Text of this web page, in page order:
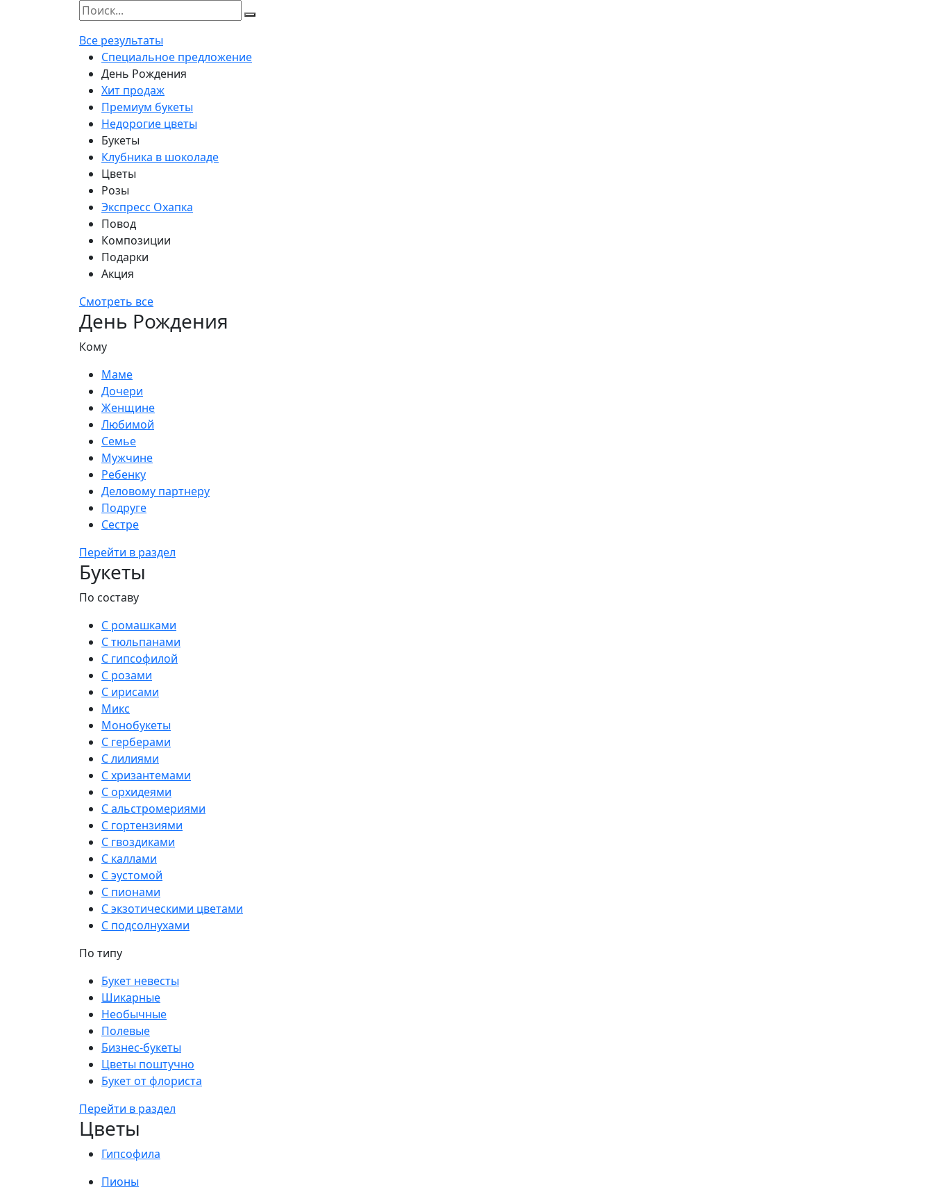
Все результаты
Специальное предложение
День Рождения
Хит продаж
Премиум букеты
Недорогие цветы
Букеты
Клубника в шоколаде
Цветы
Розы
Экспресс Охапка
Повод
Композиции
Подарки
Акция
Смотреть все
День Рождения
Кому
Маме
Дочери
Женщине
Любимой
Семье
Мужчине
Ребенку
Деловому партнеру
Подруге
Сестре
Перейти в раздел
Букеты
По составу
С ромашками
С тюльпанами
С гипсофилой
С розами
С ирисами
Микс
Монобукеты
С герберами
С лилиями
С хризантемами
С орхидеями
С альстромериями
С гортензиями
С гвоздиками
С каллами
С эустомой
С пионами
С экзотическими цветами
С подсолнухами
По типу
Букет невесты
Шикарные
Необычные
Полевые
Бизнес-букеты
Цветы поштучно
Букет от флориста
Перейти в раздел
Цветы
Гипсофила
Пионы